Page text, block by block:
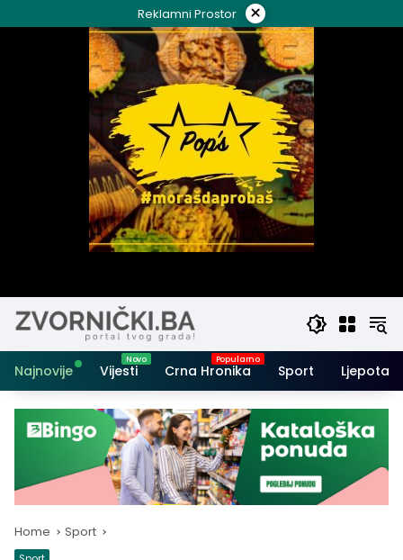
to
Reklamni Prostor ×
Najnovije Vijesti Crna Hronika Sport Ljepota i
Home Sport